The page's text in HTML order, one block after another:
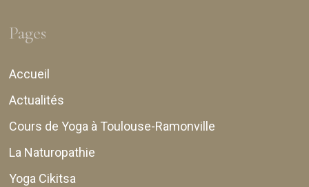
Pages
Accueil
Actualités
Cours de Yoga à Toulouse-Ramonville
La Naturopathie
Yoga Cikitsa